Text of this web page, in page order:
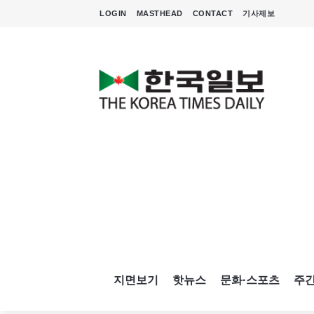
LOGIN MASTHEAD CONTACT 기사제보
지면보기 핫뉴스 문화·스포츠 주